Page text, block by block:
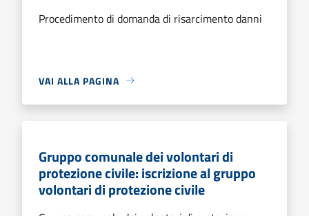
Procedimento di domanda di risarcimento danni
VAI ALLA PAGINA
Gruppo comunale dei volontari di
protezione civile: iscrizione al gruppo
volontari di protezione civile